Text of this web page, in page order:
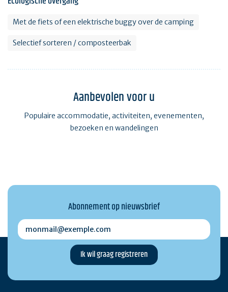
Met de fiets of een elektrische buggy over de camping
Selectief sorteren / composteerbak
Aanbevolen voor u
Populaire accommodatie, activiteiten, evenementen,
bezoeken en wandelingen
Abonnement op nieuwsbrief
monmail@exemple.com